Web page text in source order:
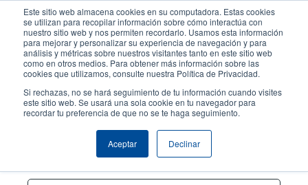
Este sitio web almacena cookies en su computadora. Estas cookies
se utilizan para recopilar información sobre cómo interactúa con
nuestro sitio web y nos permiten recordarlo. Usamos esta información
para mejorar y personalizar su experiencia de navegación y para
análisis y métricas sobre nuestros visitantes tanto en este sitio web
como en otros medios. Para obtener más información sobre las
cookies que utilizamos, consulte nuestra Política de Privacidad.
Si rechazas, no se hará seguimiento de tu información cuando visites
este sitio web. Se usará una sola cookie en tu navegador para
recordar tu preferencia de que no se te haga seguimiento.
Aceptar Declinar
contenido
principal
User
account
menu
User
Header
Selector de productos
Móvil De 3 Pulgadas